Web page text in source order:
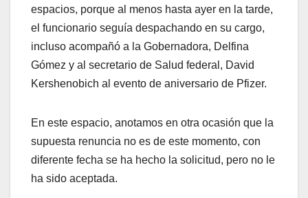
espacios, porque al menos hasta ayer en la tarde,
el funcionario seguía despachando en su cargo,
incluso acompañó a la Gobernadora, Delfina
Gómez y al secretario de Salud federal, David
Kershenobich al evento de aniversario de Pfizer.
En este espacio, anotamos en otra ocasión que la
supuesta renuncia no es de este momento, con
diferente fecha se ha hecho la solicitud, pero no le
ha sido aceptada.